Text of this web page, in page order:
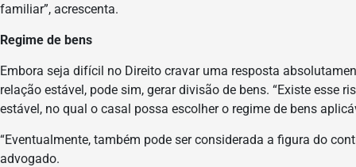
familiar”, acrescenta.
Regime de bens
Embora seja difícil no Direito cravar uma resposta
relação estável, pode sim, gerar divisão de bens. “Existe
estável, no qual o casal possa escolher o regime de bens
“Eventualmente, também pode ser considerada a figura do
advogado.